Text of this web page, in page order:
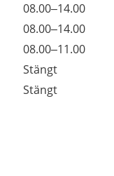
08.00–14.00
08.00–14.00
08.00–11.00
Stängt
Stängt